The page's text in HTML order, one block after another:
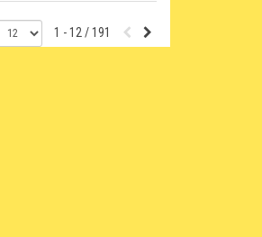
1 - 12 / 191